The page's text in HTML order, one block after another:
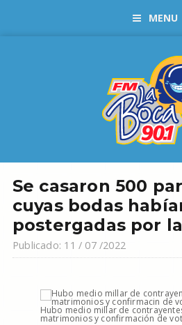
MENU
Se casaron 500
cuyas bodas
postergadas por
Publicado: 11 / 07 /2022
Hubo medio millar de
matrimonios y confirmación de